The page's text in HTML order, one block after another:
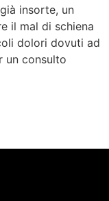
insorte, un
il mal di schiena
dolori dovuti ad
un consulto